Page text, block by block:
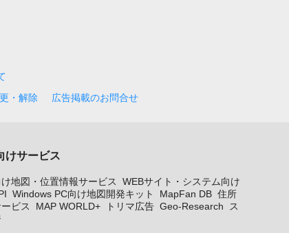
・解除 広告掲載のお問合せ
けサービス
地図・位置情報サービス
WEBサイト・システム向け
Windows PC向け地図開発キット MapFan DB 住所
ビス
MAP WORLD+ トリマ広告 Geo-Research
ス